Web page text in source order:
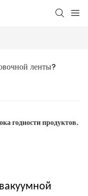
ленты?
годности продуктов.